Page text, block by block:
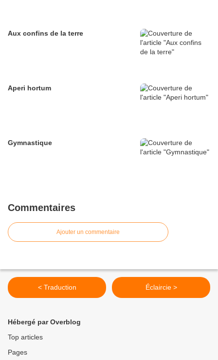
Aux confins de la terre
Aperi hortum
Gymnastique
Commentaires
Ajouter un commentaire
< Traduction Éclaircie >
Hébergé par Overblog
Top articles
Pages